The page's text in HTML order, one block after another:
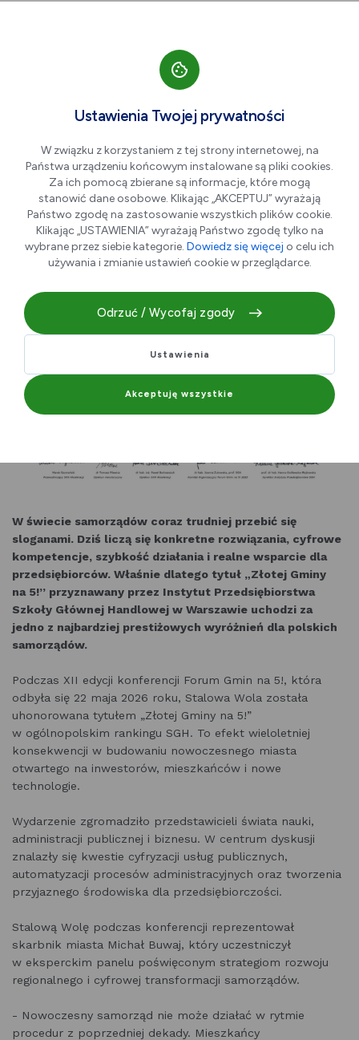
Stalowa Wola ze „Złotym”
wyróżnieniem SGH
27.05.2026 r.
W świecie samorządów coraz trudniej przebić się
sloganami. Dziś liczą się konkretne rozwiązania, cyfrowe
kompetencje, szybkość działania i realne wsparcie dla
przedsiębiorców. Właśnie dlatego tytuł „Złotej Gminy
na 5!” przyznawany przez Instytut Przedsiębiorstwa
Szkoły Głównej Handlowej w Warszawie uchodzi za
jedno z najbardziej prestiżowych wyróżnień dla polskich
samorządów.
Podczas XII edycji konferencji Forum Gmin na 5!, która
odbyła się 22 maja 2026 roku, Stalowa Wola została
uhonorowana tytułem „Złotej Gminy na 5!”
w ogólnopolskim rankingu SGH. To efekt wieloletniej
konsekwencji w budowaniu nowoczesnego miasta
otwartego na inwestorów, mieszkańców i nowe
technologie.
Wydarzenie zgromadziło przedstawicieli świata nauki,
administracji publicznej i biznesu. W centrum dyskusji
znalazły się kwestie cyfryzacji usług publicznych,
automatyzacji procesów administracyjnych oraz tworzenia
przyjaznego środowiska dla przedsiębiorczości.
Stalową Wolę podczas konferencji reprezentował
skarbnik miasta Michał Buwaj, który uczestniczył
w eksperckim panelu poświęconym strategiom rozwoju
regionalnego i cyfrowej transformacji samorządów.
- Nowoczesny samorząd nie może działać w rytmie
procedur z poprzedniej dekady. Mieszkańcy
Ustawienia Twojej prywatności
W związku z korzystaniem z tej strony internetowej, na
Państwa urządzeniu końcowym instalowane są pliki cookies.
Za ich pomocą zbierane są informacje, które mogą
stanowić dane osobowe. Klikając „AKCEPTUJ” wyrażają
Państwo zgodę na zastosowanie wszystkich plików cookie.
Klikając „USTAWIENIA” wyrażają Państwo zgodę tylko na
wybrane przez siebie kategorie. Dowiedz się więcej o celu ich
używania i zmianie ustawień cookie w przeglądarce.
Odrzuć / Wycofaj zgody
Ustawienia
Akceptuję wszystkie